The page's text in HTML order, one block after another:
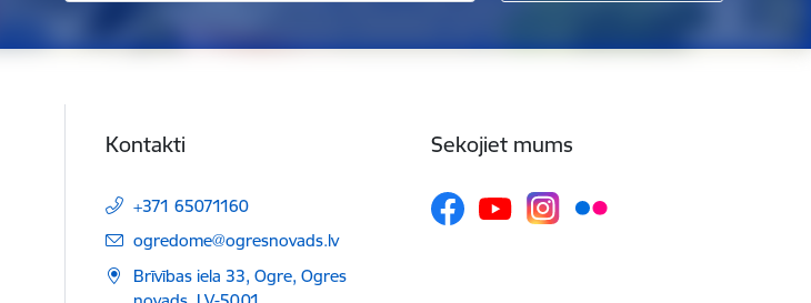
Kontakti
+371 65071160
E-pasts:
ogredome@ogresnovads.lv
Brīvības iela 33, Ogre, Ogres
Sekojiet mums